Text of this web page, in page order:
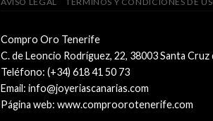
Compro Oro Tenerife
C. de Leoncio Rodríguez, 22, 38003 Santa
Teléfono: (+34) 618 41 50 73
Email: info@joyeriascanarias.com
Página web: www.comproorotenerife.com